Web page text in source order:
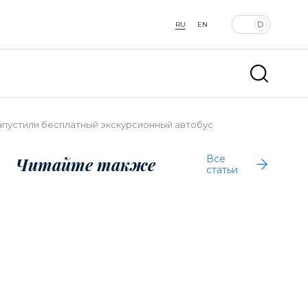
RU EN
бесплатный экскурсионный автобус
Читайте также
Все
статьи